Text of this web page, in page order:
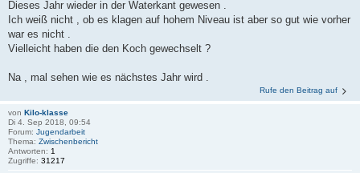
Dieses Jahr wieder in der Waterkant gewesen .
Ich weiß nicht , ob es klagen auf hohem Niveau ist aber so gut wie vorher
war es nicht .
Vielleicht haben die den Koch gewechselt ?
Na , mal sehen wie es nächstes Jahr wird .
Rufe den Beitrag auf
von Kilo-klasse
Di 4. Sep 2018, 09:54
Forum: Jugendarbeit
Thema: Zwischenbericht
Antworten: 1
Zugriffe: 31217